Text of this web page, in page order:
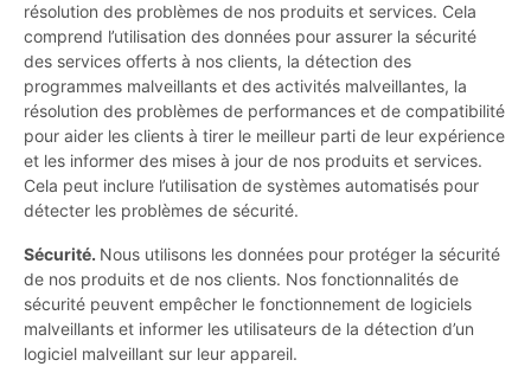
résolution des problèmes de nos produits et services. Cela
comprend l’utilisation des données pour assurer la sécurité
des services offerts à nos clients, la détection des
programmes malveillants et des activités malveillantes, la
résolution des problèmes de performances et de compatibilité
pour aider les clients à tirer le meilleur parti de leur expérience
et les informer des mises à jour de nos produits et services.
Cela peut inclure l’utilisation de systèmes automatisés pour
détecter les problèmes de sécurité.
Sécurité. Nous utilisons les données pour protéger la sécurité
de nos produits et de nos clients. Nos fonctionnalités de
sécurité peuvent empêcher le fonctionnement de logiciels
malveillants et informer les utilisateurs de la détection d’un
logiciel malveillant sur leur appareil.